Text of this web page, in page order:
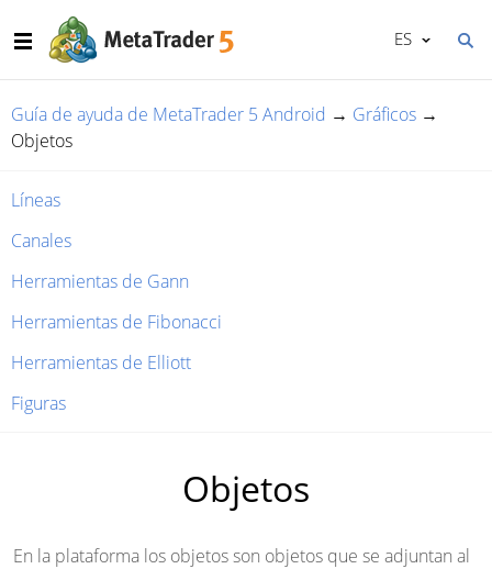
ES
Guía de ayuda de MetaTrader 5 Android → Gráficos →
Objetos
Líneas
Canales
Herramientas de Gann
Herramientas de Fibonacci
Herramientas de Elliott
Figuras
Objetos
En la plataforma los objetos son objetos que se adjuntan al